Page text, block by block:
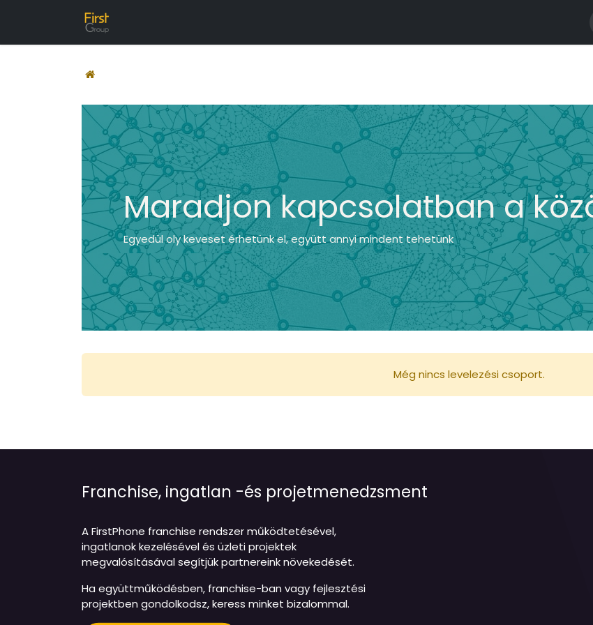
Maradjon kapcsolatban a
Egyedül oly keveset érhetünk el, együtt annyi mindent tehetünk
Még nincs levelezési csoport.
Franchise, ingatlan -és projetmenedzsment
A FirstPhone franchise rendszer működtetésével,
ingatlanok kezelésével és üzleti projektek
megvalósításával segítjük partnereink növekedését.
Ha együttműködésben, franchise-ban vagy fejlesztési
projektben gondolkodsz, keress minket bizalommal.